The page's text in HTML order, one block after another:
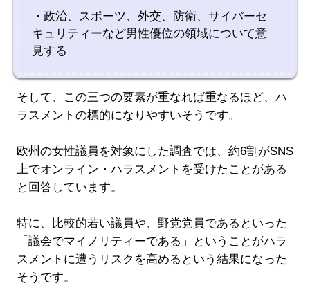
・政治、スポーツ、外交、防衛、サイバーセ
キュリティーなど男性優位の領域について意
見する
そして、この三つの要素が重なれば重なるほど、ハ
ラスメントの標的になりやすいそうです。
欧州の女性議員を対象にした調査では、約6割がSNS
上でオンライン・ハラスメントを受けたことがある
と回答しています。
特に、比較的若い議員や、野党党員であるといった
「議会でマイノリティーである」ということがハラ
スメントに遭うリスクを高めるという結果になった
そうです。